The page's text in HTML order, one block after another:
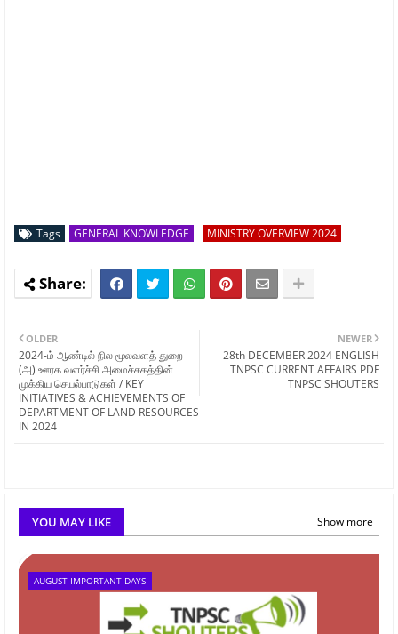
Tags GENERAL KNOWLEDGE MINISTRY OVERVIEW 2024
NEWER
28th DECEMBER 2024 ENGLISH
TNPSC CURRENT AFFAIRS PDF
TNPSC SHOUTERS
OLDER
2024-ம் ஆண்டில் நில மூலவளத் துறை
(அ) ஊரக வளர்ச்சி அமைச்சகத்தின்
முக்கிய செயல்பாடுகள் / KEY
INITIATIVES & ACHIEVEMENTS OF
DEPARTMENT OF LAND RESOURCES
IN 2024
YOU MAY LIKE Show more
AUGUST IMPORTANT DAYS